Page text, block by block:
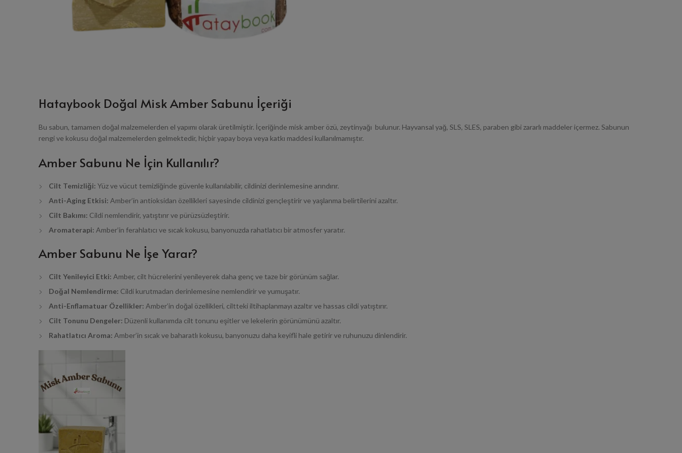
Hataybook Doğal Misk Amber Sabunu İçeriği
Bu sabun, tamamen doğal malzemelerden el yapımı olarak üretilmiştir. İçeriğinde misk amber özü, zeytinyağı bulunur. Hayvansal yağ, SLS, SLES, paraben gibi zararlı maddeler içermez. Sabunun
rengi ve kokusu doğal malzemelerden gelmektedir, hiçbir yapay boya veya katkı maddesi kullanılmamıştır.
Amber Sabunu Ne İçin Kullanılır?
Cilt Temizliği: Yüz ve vücut temizliğinde güvenle kullanılabilir, cildinizi derinlemesine arındırır.
Anti-Aging Etkisi: Amber’in antioksidan özellikleri sayesinde cildinizi gençleştirir ve yaşlanma belirtilerini azaltır.
Cilt Bakımı: Cildi nemlendirir, yatıştırır ve pürüzsüzleştirir.
Aromaterapi: Amber’in ferahlatıcı ve sıcak kokusu, banyonuzda rahatlatıcı bir atmosfer yaratır.
Amber Sabunu Ne İşe Yarar?
Cilt Yenileyici Etki: Amber, cilt hücrelerini yenileyerek daha genç ve taze bir görünüm sağlar.
Doğal Nemlendirme: Cildi kurutmadan derinlemesine nemlendirir ve yumuşatır.
Anti-Enflamatuar Özellikler: Amber’in doğal özellikleri, ciltteki iltihaplanmayı azaltır ve hassas cildi yatıştırır.
Cilt Tonunu Dengeler: Düzenli kullanımda cilt tonunu eşitler ve lekelerin görünümünü azaltır.
Rahatlatıcı Aroma: Amber’in sıcak ve baharatlı kokusu, banyonuzu daha keyifli hale getirir ve ruhunuzu dinlendirir.